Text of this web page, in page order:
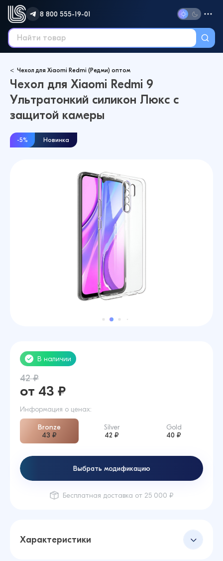
8 800 555-19-01
Чехол для Xiaomi Redmi (Редми) оптом
Чехол для Xiaomi Redmi 9
Ультратонкий силикон Люкс с
защитой камеры
-5% Новинка
Характеристики
В наличии
42 ₽
от 43 ₽
Информация о ценах:
Bronze
43 ₽
Silver
42 ₽
Gold
40 ₽
Выбрать модификацию
Бесплатная доставка от 25 000 ₽